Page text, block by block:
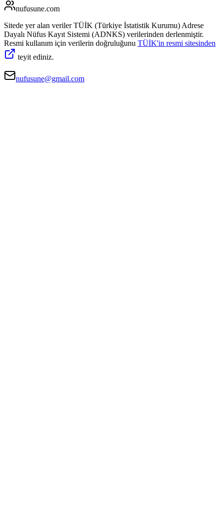
nufusune.com
Sitede yer alan veriler TÜİK (Türkiye İstatistik Kurumu) Adrese
Dayalı Nüfus Kayıt Sistemi (ADNKS) verilerinden derlenmiştir.
Resmi kullanım için verilerin doğruluğunu TÜİK'in resmi sitesinden
teyit ediniz.
nufusune@gmail.com